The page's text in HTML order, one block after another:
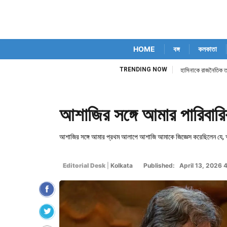
HOME বঙ্গ কলকাতা
TRENDING NOW হাসিনাকে রাজনৈতিক
আশাজির সঙ্গে আমার
আশাজির সঙ্গে আমার প্রথম আলাপে আশাজি আমাকে জিজ্ঞেস করেছিলেন
Editorial Desk Kolkata Published: April 13, 2026